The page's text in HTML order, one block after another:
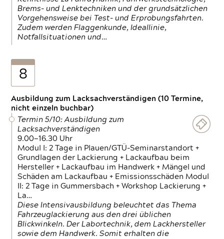
Brems- und Lenktechniken und der grundsätzlichen
Vorgehensweise bei Test- und Erprobungsfahrten.
Zudem werden Flaggenkunde, Ideallinie,
Notfallsituationen und…
8
Ausbildung zum Lacksachverständigen (10 Termine,
nicht einzeln buchbar)
Termin 5/10: Ausbildung zum
Lacksachverständigen
9.00—16.30 Uhr
Modul I: 2 Tage in Plauen/GTÜ-Seminarstandort +
Grundlagen der Lackierung + Lackaufbau beim
Hersteller + Lackaufbau im Handwerk + Mängel und
Schäden am Lackaufbau + Emissionsschäden Modul
II: 2 Tage in Gummersbach + Workshop Lackierung +
La…
Diese Intensivausbildung beleuchtet das Thema
Fahrzeuglackierung aus den drei üblichen
Blickwinkeln. Der Labortechnik, dem Lackhersteller
sowie dem Handwerk. Somit erhalten die